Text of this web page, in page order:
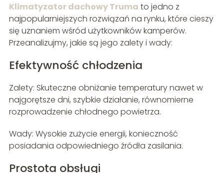
Klimatyzator dachowy Truma to jedno z
najpopularniejszych rozwiązań na rynku, które cieszy
się uznaniem wśród użytkowników kamperów.
Przeanalizujmy, jakie są jego zalety i wady:
Efektywność chłodzenia
Zalety: Skuteczne obniżanie temperatury nawet w
najgorętsze dni, szybkie działanie, równomierne
rozprowadzenie chłodnego powietrza.
Wady: Wysokie zużycie energii, konieczność
posiadania odpowiedniego źródła zasilania.
Prostota obsługi